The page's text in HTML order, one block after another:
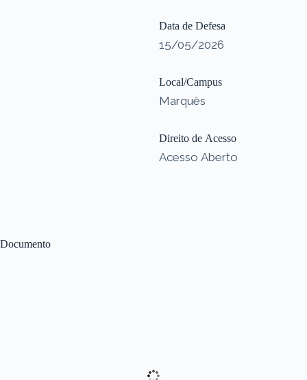
Documento
Data de Defesa
15/05/2026
Local/Campus
Marquês
Direito de Acesso
Acesso Aberto